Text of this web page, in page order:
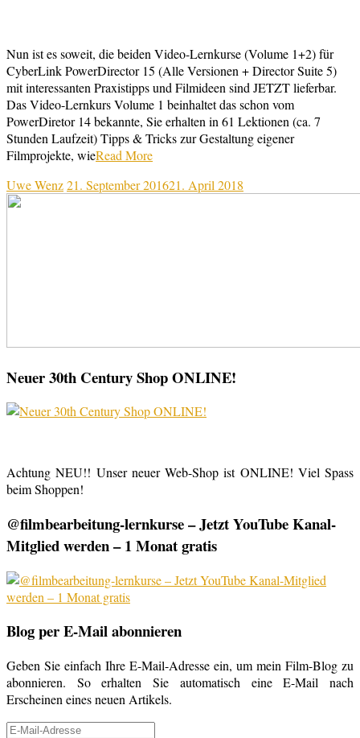
Nun ist es soweit, die beiden Video-Lernkurse (Volume 1+2) für
CyberLink PowerDirector 15 (Alle Versionen + Director Suite 5)
mit interessanten Praxistipps und Filmideen sind JETZT lieferbar.
Das Video-Lernkurs Volume 1 beinhaltet das schon vom
PowerDiretor 14 bekannte, Sie erhalten in 61 Lektionen (ca. 7
Stunden Laufzeit) Tipps & Tricks zur Gestaltung eigener
Filmprojekte, wieRead More
Uwe Wenz21. September 201621. April 2018
Neuer 30th Century Shop ONLINE!
Achtung NEU!! Unser neuer Web-Shop ist ONLINE! Viel Spass
beim Shoppen!
@filmbearbeitung-lernkurse – Jetzt YouTube Kanal-
Mitglied werden – 1 Monat gratis
Blog per E-Mail abonnieren
Geben Sie einfach Ihre E-Mail-Adresse ein, um mein Film-Blog zu
abonnieren. So erhalten Sie automatisch eine E-Mail nach
Erscheinen eines neuen Artikels.
E-